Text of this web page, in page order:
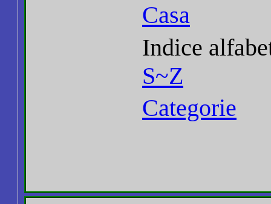
Casa
Indice
S~Z
Categorie